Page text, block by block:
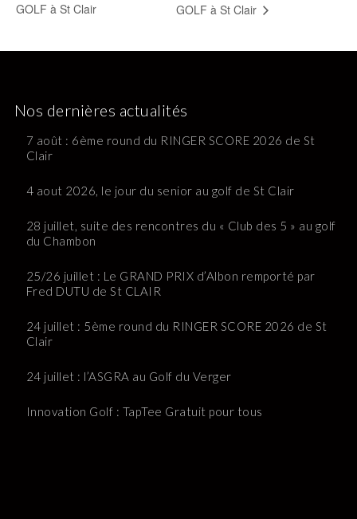
GOLF à St Clair
GOLF à St Clair
Nos dernières actualités
7 août : 6ème round du RINGER SCORE 2026 de St
Clair
4 aout 2026, le jour du senior au golf de St Clair
28 juillet, suite des rencontres du « Club des 5 » au golf
du Chambon
25/26 juillet : Le GRAND PRIX d’Albon remporté par
Fred DUTU de St CLAIR
24 juillet : 5ème round du RINGER SCORE 2026 de St
Clair
24 juillet : l’ASGRA au Golf du Verger
Innovation Golf : TapTee Gratuit pour tous